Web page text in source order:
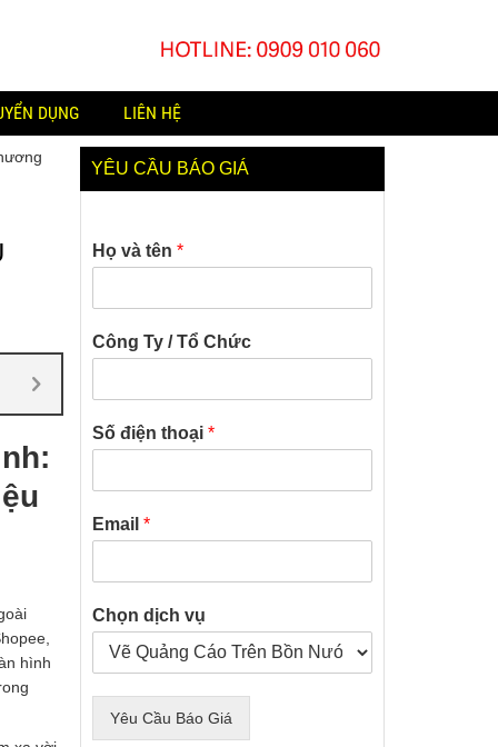
DỤNG LIÊN HỆ
hình
YÊU CẦU BÁO GIÁ
Họ và tên*
Công Ty / Tổ Chức
Số điện thoại*
Email*
Chọn dịch vụ
Yêu Cầu Báo Giá